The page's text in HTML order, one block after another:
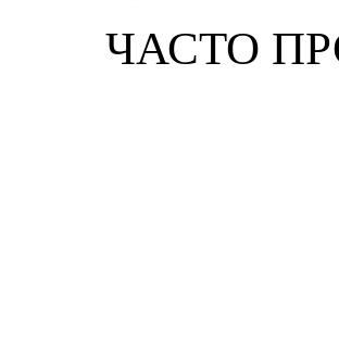
ЧАСТО